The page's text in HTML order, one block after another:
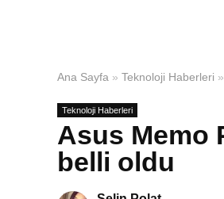
Ana Sayfa » Teknoloji Haberleri »
Teknoloji Haberleri
Asus Memo
belli oldu